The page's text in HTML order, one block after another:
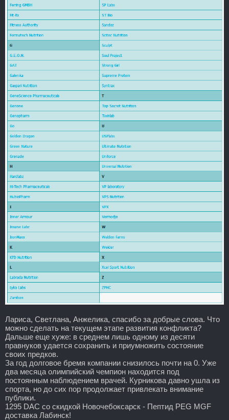
Лариса, Светлана, Анжелика, спасибо за добрые слова. Что
можно сделать на текущем этапе развития конфликта?
Дальше еще хуже: в среднем лишь одному из десяти
правнуков удается сохранить и приумножить состояние
своих предков.
За год долговое бремя компании снизилось почти на 0. Уже
два месяца олимпийский чемпион находится под
постоянным наблюдением врачей. Курникова давно ушла из
спорта, но до сих пор продолжает привлекать внимание
публики.
1295 DAC со скидкой Новочебоксарск - Пептид PEG MGF
доставка Лабинск!